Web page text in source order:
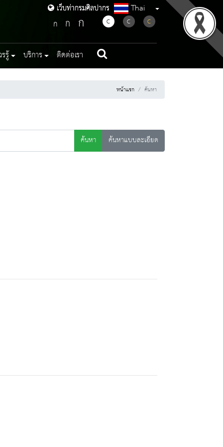
เว็บท่ากรมศิลปากร
เว็บท่ากรมศิลปากร Thai
ก ก ก C C C
รู้ บริการ ติดต่อเรา
หน้าแรก ค้นหา
ค้นหา
ค้นหาแบบละเอียด